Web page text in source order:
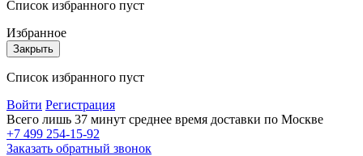
Список избранного пуст
Избранное
Закрыть
Список избранного пуст
Войти Регистрация
Всего лишь 37 минут среднее время доставки по Москве
+7 499 254-15-92
Заказать обратный звонок